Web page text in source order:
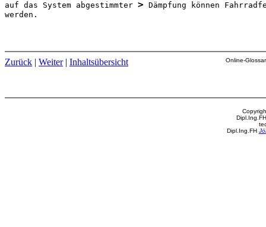
auf das System abgestimmter > Dämpfung können
werden.
Zurück | Weiter| Inhaltsübersicht Online-
Dipl.Ing.FH